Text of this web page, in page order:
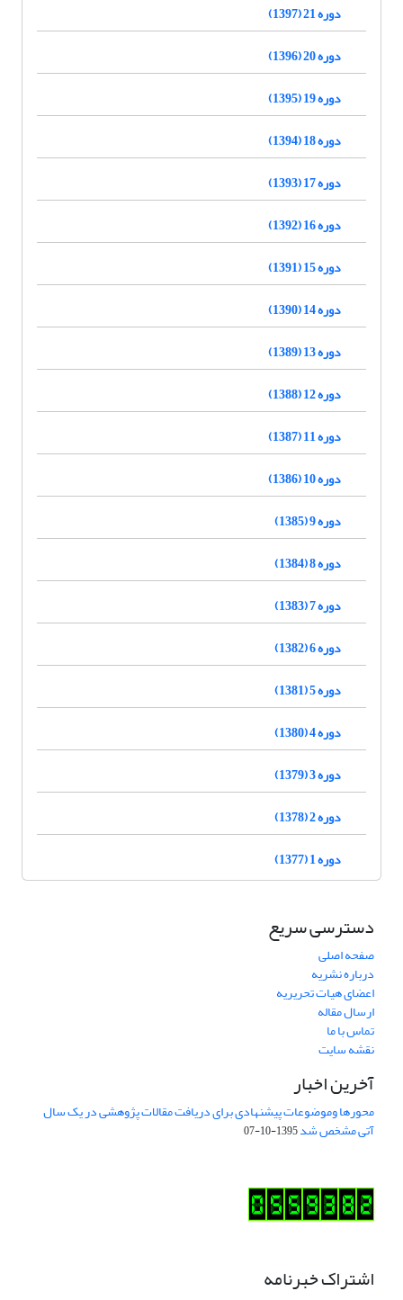
دوره 21 (1397)
دوره 20 (1396)
دوره 19 (1395)
دوره 18 (1394)
دوره 17 (1393)
دوره 16 (1392)
دوره 15 (1391)
دوره 14 (1390)
دوره 13 (1389)
دوره 12 (1388)
دوره 11 (1387)
دوره 10 (1386)
دوره 9 (1385)
دوره 8 (1384)
دوره 7 (1383)
دوره 6 (1382)
دوره 5 (1381)
دوره 4 (1380)
دوره 3 (1379)
دوره 2 (1378)
دوره 1 (1377)
دسترسی سریع
صفحه اصلی
درباره نشریه
اعضای هیات تحریریه
ارسال مقاله
تماس با ما
نقشه سایت
آخرین اخبار
محورها وموضوعات پیشنهادی برای دریافت مقالات پژوهشی در یک سال
آتی مشخص شد1395-10-07
اشتراک خبرنامه